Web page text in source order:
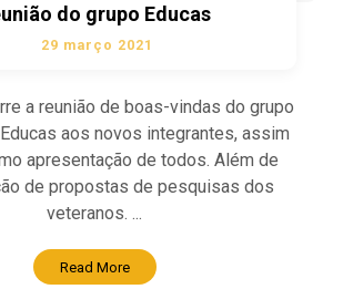
do grupo Educas
29 março 2021
a reunião de boas-vindas do grupo
aos novos integrantes, assim
apresentação de todos. Além de
de propostas de pesquisas dos
veteranos. ...
Read More